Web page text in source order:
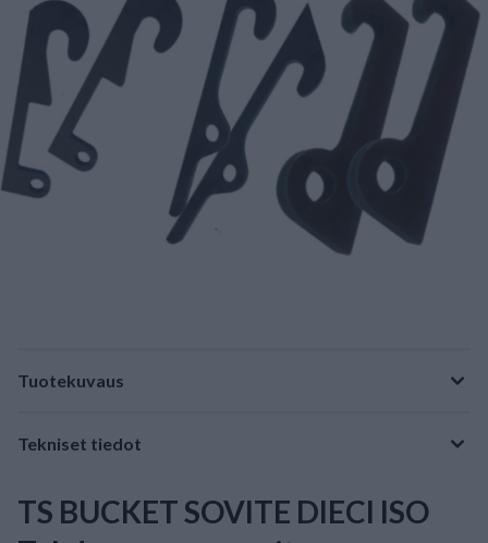
Tuotekuvaus
Tekniset tiedot
TS BUCKET SOVITE DIECI ISO